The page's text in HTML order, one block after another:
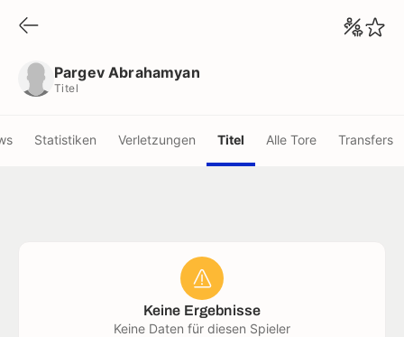
Pargev Abrahamyan
Titel
Statistiken Verletzungen Titel Alle Tore Transfers
Keine Ergebnisse
Keine Daten für diesen Spieler